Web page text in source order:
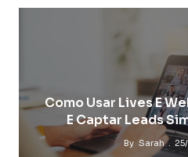
Como Usar Lives E
E Captar Leads
By Sarah